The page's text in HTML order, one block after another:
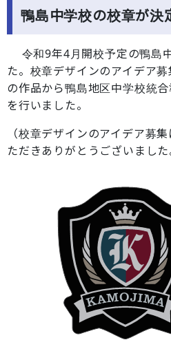
鴨島中学校の校章が決
令和9年4月開校予定の鴨島
た。校章デザインのアイデア
の作品から鴨島地区中学校統
を行いました。
（校章デザインのアイデア募
ただきありがとうございました